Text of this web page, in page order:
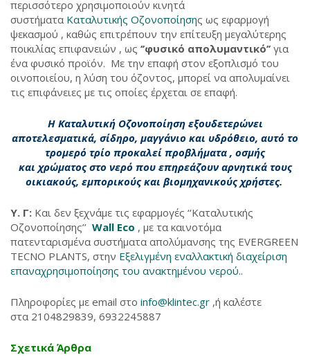
περισσότερο χρησιμοποιούν κινητά
συστήματα Καταλυτικής Οζονοποίησης ως εφαρμογή
ψεκασμού , καθώς επιτρέπουν την επίτευξη μεγαλύτερης
ποικιλίας επιφανειών , ως ‘’φυσικό απολυμαντικό’’ για
ένα φυσικό προϊόν. Με την επαφή στον εξοπλισμό του
οινοποιείου, η λύση του όζοντος, μπορεί να απολυμαίνει
τις επιφάνειες με τις οποίες έρχεται σε επαφή.
Η Καταλυτική Οζονοποίησηεξουδετερώνει
αποτελεσματικά, σίδηρο, μαγγάνιο και υδρόθειο, αυτό το
τρομερό τρίο προκαλεί προβλήματα , οσμής
και χρώματος στο νερό που επηρεάζουν αρνητικά τους
οικιακούς, εμπορικούς και βιομηχανικούς χρήστες.
Υ. Γ: Και δεν ξεχνάμε τις εφαρμογές ‘‘Καταλυτικής
Οζονοποίησης’’ Wall Eco , με τα καινοτόμα
πατενταρισμένα συστήματα απολύμανσης της EVERGREEN
TECNO PLANTS, στην Εξελιγμένη εναλλακτική διαχείριση
επαναχρησιμοποίησης του ανακτημένου νερού..
Πληροφορίες με email στο info@klintec.gr ,ή καλέστε
στα 2104829839, 6932245887
Σχετικά Άρθρα